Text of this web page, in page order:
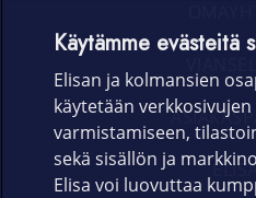
Käytämme evästeitä
Elisan ja kolmansien
käytetään
varmistamiseen,
sekä sisällön ja
Elisa voi luovuttaa